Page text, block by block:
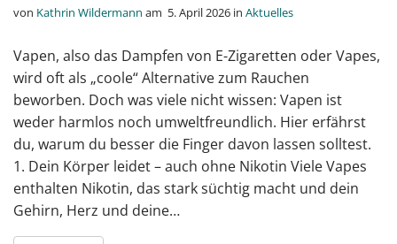
von Kathrin Wildermann am 5. April 2026 in Aktuelles
Vapen, also das Dampfen von E-Zigaretten oder Vapes,
wird oft als „coole“ Alternative zum Rauchen
beworben. Doch was viele nicht wissen: Vapen ist
weder harmlos noch umweltfreundlich. Hier erfährst
du, warum du besser die Finger davon lassen solltest.
1. Dein Körper leidet – auch ohne Nikotin Viele Vapes
enthalten Nikotin, das stark süchtig macht und dein
Gehirn, Herz und deine…